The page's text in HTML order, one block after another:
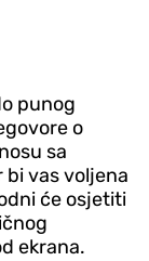
punog
o
sa
vas voljena
će osjetiti
ekrana.